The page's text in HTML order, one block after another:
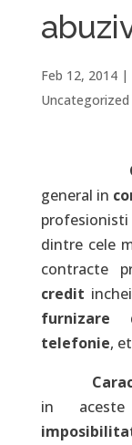
Feb 12, 2014|
Uncategorized
general in
dintre cele
contracte
credit
furnizare
telefonie,
in